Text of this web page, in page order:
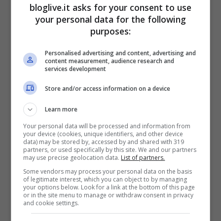
Aereo della United Airlines (Getty Images)
Al momento è testato dallaUnited Airlines
e dallaCathay Pacific Airwaystra voli
bloglive.it asks for your consent to use
your personal data for the following
purposes:
Personalised advertising and content, advertising and
content measurement, audience research and
services development
Store and/or access information on a device
Learn more
Your personal data will be processed and information from
your device (cookies, unique identifiers, and other device
data) may be stored by, accessed by and shared with 319
partners, or used specifically by this site. We and our partners
may use precise geolocation data. List of partners.
Some vendors may process your personal data on the basis
of legitimate interest, which you can object to by managing
your options below. Look for a link at the bottom of this page
or in the site menu to manage or withdraw consent in privacy
and cookie settings.